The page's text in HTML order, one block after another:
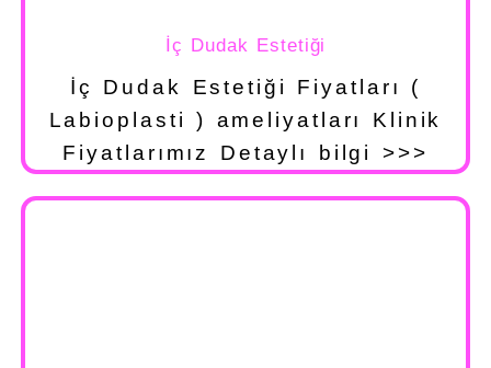
İç Dudak Estetiği
İç Dudak Estetiği Fiyatları (
Labioplasti ) ameliyatları Klinik
Fiyatlarımız Detaylı bilgi >>>